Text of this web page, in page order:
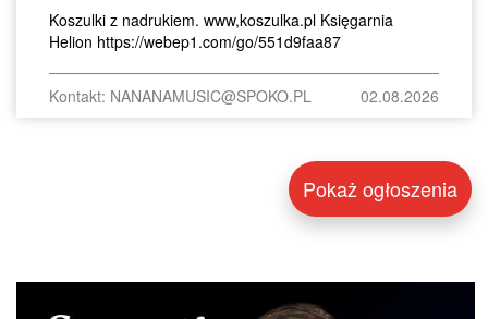
Koszulki z nadrukiem. www,koszulka.pl Księgarnia
Helion https://webep1.com/go/551d9faa87
Kontakt: NANANAMUSIC@SPOKO.PL 02.08.2026
Pokaż ogłoszenia